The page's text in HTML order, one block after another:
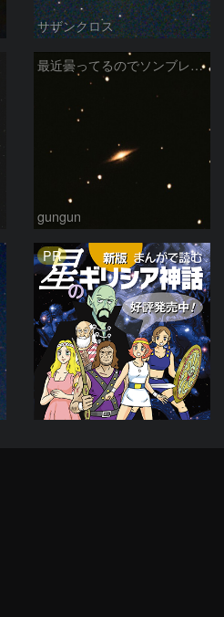
サザンクロス
最近曇ってるのでソンブレロ銀河再編集
gungun
PR